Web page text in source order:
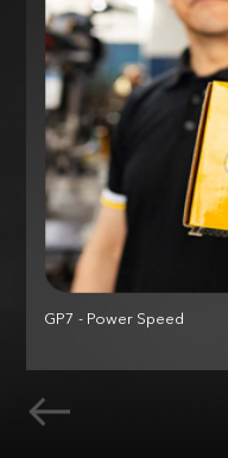
GP7 - Power Speed